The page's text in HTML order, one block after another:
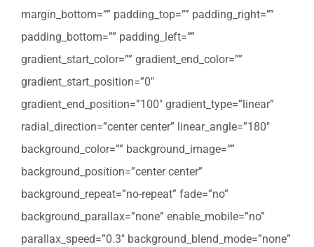
margin_bottom=”” padding_top=”” padding_right=””
padding_bottom=”” padding_left=””
gradient_start_color=”” gradient_end_color=””
gradient_start_position=”0″
gradient_end_position=”100″ gradient_type=”linear”
radial_direction=”center center” linear_angle=”180″
background_color=”” background_image=””
background_position=”center center”
background_repeat=”no-repeat” fade=”no”
background_parallax=”none” enable_mobile=”no”
parallax_speed=”0.3″ background_blend_mode=”none”